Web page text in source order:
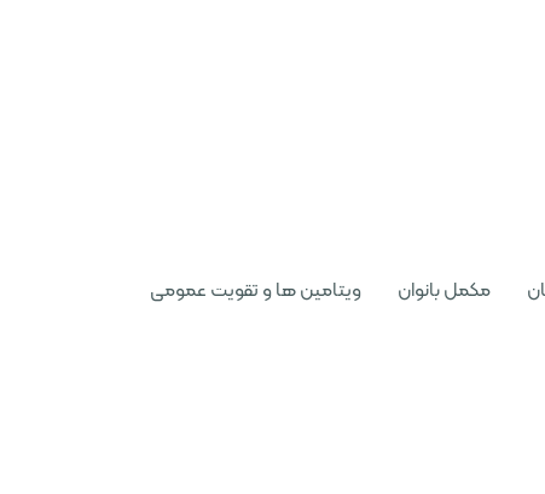
مکمل بانوان ویتامین ها و تقویت عمومی